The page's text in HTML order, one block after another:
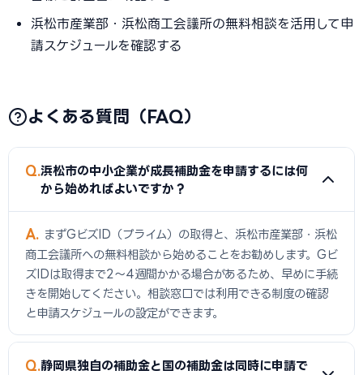
浜松市産業部・浜松商工会議所の無料相談を活用して申
請スケジュールを確認する
よくある質問（FAQ）
Q 浜松市の中小企業が成長補助金を申請するには何
から始めればよいですか？
A
まずGビズID（プライム）の取得と、浜松市産業部・浜松
商工会議所への無料相談から始めることをお勧めします。Gビ
ズIDは取得まで2〜4週間かかる場合があるため、早めに手続
きを開始してください。相談窓口では利用できる制度の確認
と申請スケジュールの設定ができます。
Q 静岡県独自の補助金と国の補助金は同時に申請で